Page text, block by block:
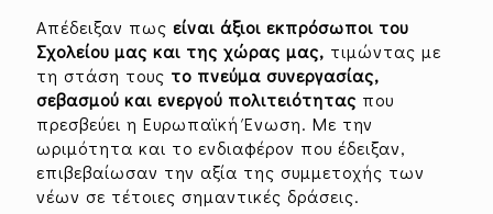
Απέδειξαν πως είναι άξιοι εκπρόσωποι του
Σχολείου μας και της χώρας μας, τιμώντας με
τη στάση τους το πνεύμα συνεργασίας,
σεβασμού και ενεργού πολιτειότητας που
πρεσβεύει η Ευρωπαϊκή Ένωση. Με την
ωριμότητα και το ενδιαφέρον που έδειξαν,
επιβεβαίωσαν την αξία της συμμετοχής των
νέων σε τέτοιες σημαντικές δράσεις.